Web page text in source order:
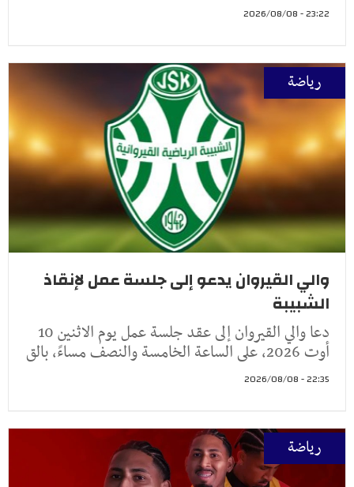
23:22 - 2026/08/08
رياضة
والي القيروان يدعو إلى جلسة عمل لإنقاذ
الشبيبة
دعا والي القيروان إلى عقد جلسة عمل يوم الاثنين 10
أوت 2026، على الساعة الخامسة والنصف مساءً، بالق
22:35 - 2026/08/08
رياضة